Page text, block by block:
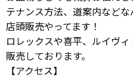
テナンス方法、道案内などな
店頭販売やってます！
ロレックスや喜平、ルイヴ
販売しております。
【アクセス】